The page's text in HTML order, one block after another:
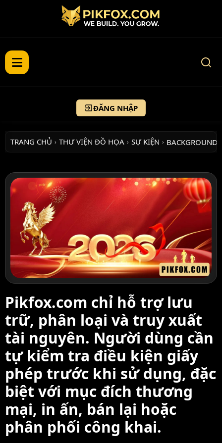
ĐĂNG NHẬP
TRANG CHỦ › THƯ VIỆN ĐỒ HỌA › SỰ KIỆN › BACKGROUND
Pikfox.com chỉ hỗ trợ lưu
trữ, phân loại và truy xuất
tài nguyên. Người dùng cần
tự kiểm tra điều kiện giấy
phép trước khi sử dụng, đặc
biệt với mục đích thương
mại, in ấn, bán lại hoặc
phân phối công khai.